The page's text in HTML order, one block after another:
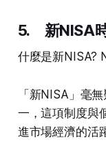
5. 新NISA
什麼是新NISA?
「新NISA」毫
一，這項制度與
進市場經濟的活